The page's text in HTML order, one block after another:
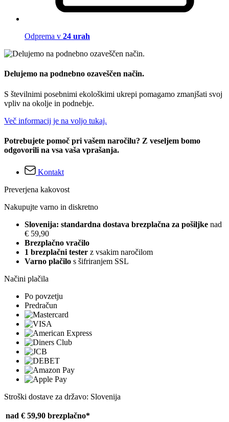
Odprema v 24 urah
Delujemo na podnebno ozaveščen način.
S številnimi posebnimi ekološkimi ukrepi pomagamo zmanjšati svoj
vpliv na okolje in podnebje.
Več informacij je na voljo tukaj.
Potrebujete pomoč pri vašem naročilu? Z veseljem bomo
odgovorili na vsa vaša vprašanja.
Kontakt
Preverjena kakovost
Nakupujte varno in diskretno
Slovenija: standardna dostava brezplačna za pošiljke nad
€ 59,90
Brezplačno vračilo
1 brezplačni tester z vsakim naročilom
Varno plačilo s šifriranjem SSL
Načini plačila
Po povzetju
Predračun
Stroški dostave za državo: Slovenija
nad € 59,90 brezplačno*